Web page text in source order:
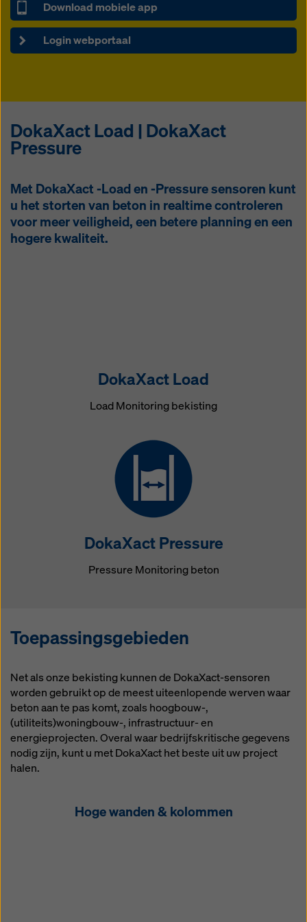
Download mobiele app
Login webportaal
DokaXact Load | DokaXact
Pressure
Met DokaXact -Load en -Pressure sensoren kunt
u het storten van beton in realtime controleren
voor meer veiligheid, een betere planning en een
hogere kwaliteit.
DokaXact Load
Load Monitoring bekisting
DokaXact Pressure
Pressure Monitoring beton
Toepassingsgebieden
Net als onze bekisting kunnen de DokaXact-sensoren
worden gebruikt op de meest uiteenlopende werven waar
beton aan te pas komt, zoals hoogbouw-,
(utiliteits)woningbouw-, infrastructuur- en
energieprojecten. Overal waar bedrijfskritische gegevens
nodig zijn, kunt u met DokaXact het beste uit uw project
halen.
Hoge wanden & kolommen